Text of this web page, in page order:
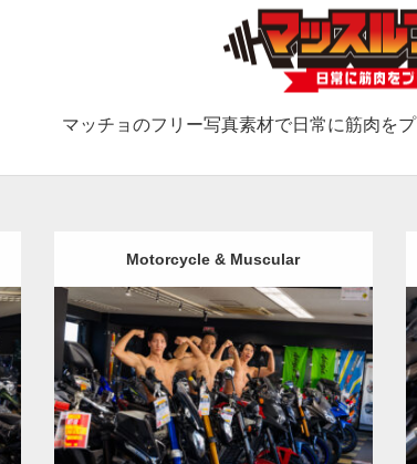
マッチョのフリー写真素材で日常に筋肉を
Motorcycle & Muscular
Update:2025.05.13
Category:バイク屋のマッチョ オレンジ
の人 AKIHITO(細マッチョ) SOSUKE 外
資系筋肉 肩 文京区（東京）
ダウンロード